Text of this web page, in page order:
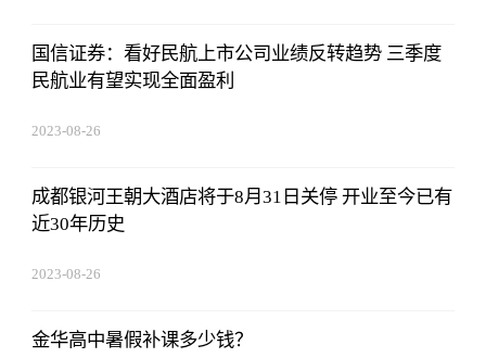
国信证券：看好民航上市公司业绩反转趋势 三季度
民航业有望实现全面盈利
2023-08-26
成都银河王朝大酒店将于8月31日关停 开业至今已有
近30年历史
2023-08-26
金华高中暑假补课多少钱？